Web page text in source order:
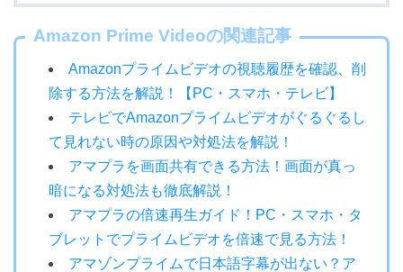
Amazon Prime Videoの関連記事
Amazonプライムビデオの視聴履歴を確認、削
除する方法を解説！【PC・スマホ・テレビ】
テレビでAmazonプライムビデオがぐるぐるし
て見れない時の原因や対処法を解説！
アマプラを画面共有できる方法！画面が真っ
暗になる対処法も徹底解説！
アマプラの倍速再生ガイド！PC・スマホ・タ
ブレットでプライムビデオを倍速で見る方法！
アマゾンプライムで日本語字幕が出ない？ア